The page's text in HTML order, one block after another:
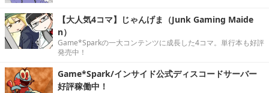
【大人気4コマ】じゃんげま（Junk Gaming Maide
n）
Game*Sparkの一大コンテンツに成長した4コマ。単行本も好評
発売中！
Game*Spark/インサイド公式ディスコードサーバー
好評稼働中！